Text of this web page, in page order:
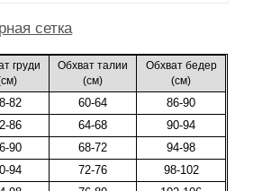
сетка
груди
Обхват талии
(cм)
Обхват бедер
(cм)
82 60-64
86-90
86 64-68
90-94
90 68-72
94-98
94 72-76
98-102